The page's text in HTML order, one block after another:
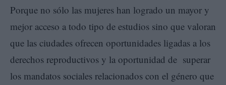
Porque no sólo las mujeres han logrado un mayor y
mejor acceso a todo tipo de estudios sino que valoran
que las ciudades ofrecen oportunidades ligadas a los
derechos reproductivos y la oportunidad de superar
los mandatos sociales relacionados con el género que